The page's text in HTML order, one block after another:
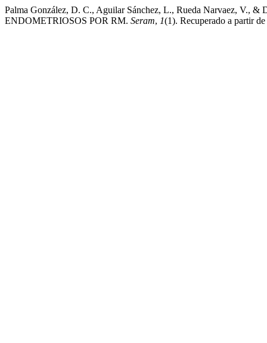
Palma González, D. C., Aguilar Sánchez, L., Rueda Narvaez, V.,
ENDOMETRIOSOS POR RM. Seram, 1(1). Recuperado a partir